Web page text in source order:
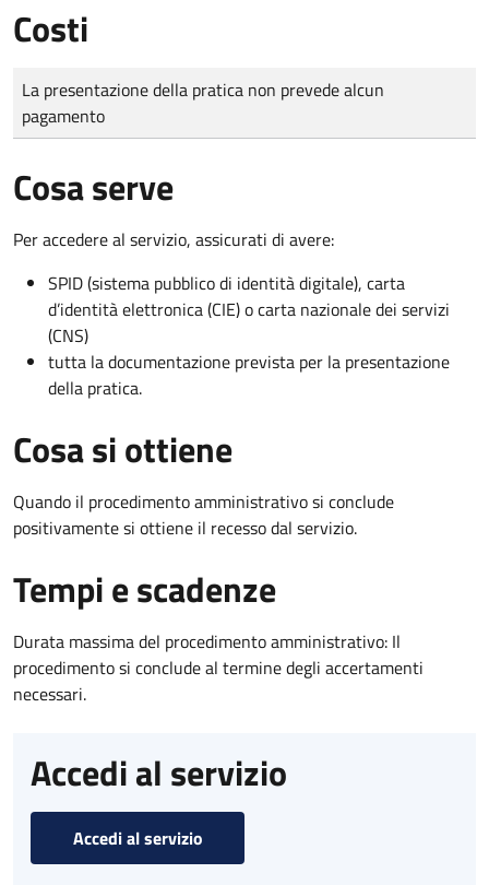
Costi
Tipo di pagamento
Importo
La presentazione della pratica non prevede alcun
pagamento
Cosa serve
Per accedere al servizio, assicurati di avere:
SPID (sistema pubblico di identità digitale), carta
d’identità elettronica (CIE) o carta nazionale dei servizi
(CNS)
tutta la documentazione prevista per la presentazione
della pratica.
Cosa si ottiene
Quando il procedimento amministrativo si conclude
positivamente si ottiene il recesso dal servizio.
Tempi e scadenze
Durata massima del procedimento amministrativo: Il
procedimento si conclude al termine degli accertamenti
necessari.
Accedi al servizio
Accedi al servizio